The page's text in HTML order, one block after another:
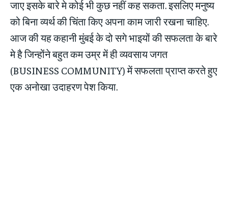
जाए इसके बारे मे कोई भी कुछ नहीं कह सकता. इसलिए मनुष्य
को बिना व्यर्थ की चिंता किए अपना काम जारी रखना चाहिए.
आज की यह कहानी मुंबई के दो सगे भाइयों की सफलता के बारे
मे है जिन्होंने बहुत कम उम्र में ही व्यवसाय जगत
(BUSINESS COMMUNITY) में सफलता प्राप्त करते हुए
एक अनोखा उदाहरण पेश किया.